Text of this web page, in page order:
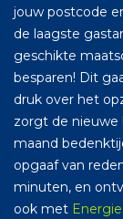
jouw postcode
de laagste
geschikte
besparen! Dit
druk over het
zorgt de nieuwe
maand
opgaaf van
minuten, en
ook met